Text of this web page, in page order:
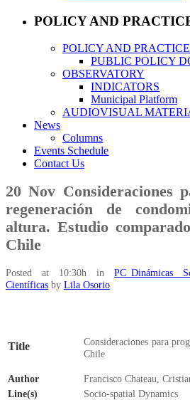
POLICY AND
POLICY AND
PUBLIC POLICY
OBSERVATORY
INDICATORS
Municipal Platform
AUDIOVISUAL
News
Columns
Events Schedule
Contact Us
20 Nov Consideraciones
regeneración de
altura. Estudio
Chile
Posted at 10:30h in PC_Dinámicas
Científicas by Lila Osorio
Title
Consideraciones para
Chile
Author
Francisco Chateau,
Line(s)
Socio-spatial Dynamics